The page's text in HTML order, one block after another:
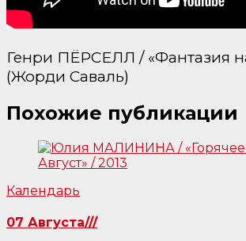
Генри ПЁРСЕЛЛ / «Фантазия
(Жорди Саваль)
Похожие публикации
Календарь
07 Августа///